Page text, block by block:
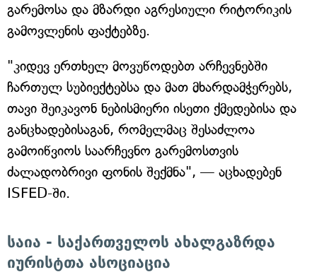
გარემოსა და მზარდი აგრესიული რიტორიკის
გამოვლენის ფაქტებზე.
"კიდევ ერთხელ მოვუწოდებთ არჩევნებში
ჩართულ სუბიექტებსა და მათ მხარდამჭერებს,
თავი შეიკავონ ნებისმიერი ისეთი ქმედებისა და
განცხადებისაგან, რომელმაც შესაძლოა
გამოიწვიოს საარჩევნო გარემოსთვის
ძალადობრივი ფონის შექმნა", — აცხადებენ
ISFED-ში.
საია - საქართველოს ახალგაზრდა
იურისტთა ასოციაცია